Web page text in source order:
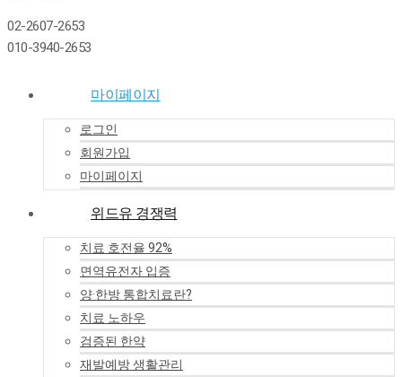
02-2607-2653
010-3940-2653
마이페이지
로그인
회원가입
마이페이지
위드유 경쟁력
치료 호전율 92%
면역유전자 입증
양·한방 통합치료란?
치료 노하우
검증된 한약
재발예방 생활관리